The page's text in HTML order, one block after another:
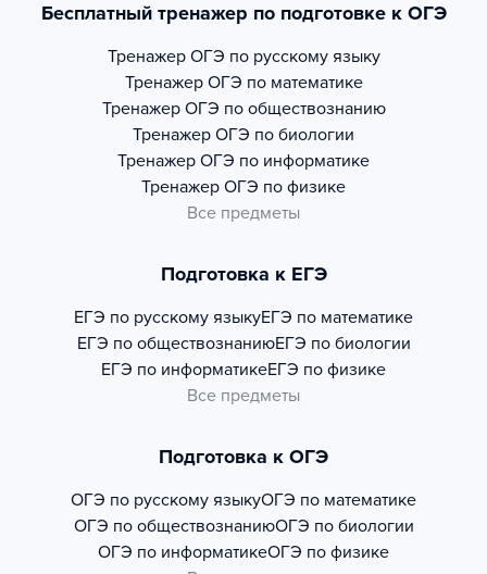
Бесплатный тренажер по подготовке к ОГЭ
Тренажер ОГЭ по русскому языку
Тренажер ОГЭ по математике
Тренажер ОГЭ по обществознанию
Тренажер ОГЭ по биологии
Тренажер ОГЭ по информатике
Тренажер ОГЭ по физике
Все предметы
Подготовка к ЕГЭ
ЕГЭ по русскому языкуЕГЭ по математике
ЕГЭ по обществознаниюЕГЭ по биологии
ЕГЭ по информатикеЕГЭ по физике
Все предметы
Подготовка к ОГЭ
ОГЭ по русскому языкуОГЭ по математике
ОГЭ по обществознаниюОГЭ по биологии
ОГЭ по информатикеОГЭ по физике